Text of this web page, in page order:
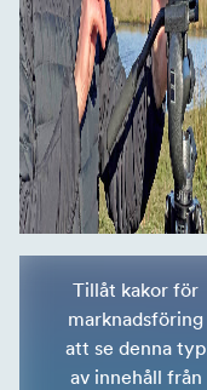
Tillåt kakor för
marknadsföring
att se denna typ
av innehåll från